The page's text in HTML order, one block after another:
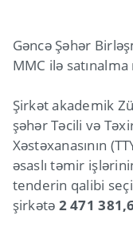
Gəncə Şəhər
MMC ilə
Şirkət akademik
şəhər Təcili və
Xəstəxanasının
əsaslı təmir
tenderin qalibi
şirkətə 2 471